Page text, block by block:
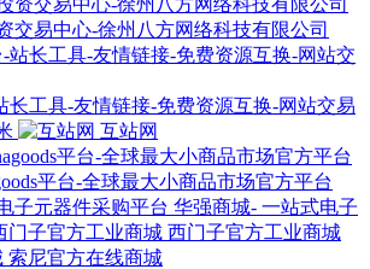
交易中心-徐州八方网络科技有限公司
长工具-友情链接-免费资源互换-网站交易
互站网
平台-全球最大小商品市场官方平台
华强商城- 一站式电子
西门子官方工业商城
索尼官方在线商城